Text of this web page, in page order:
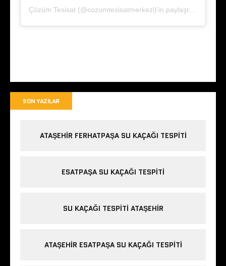
Çözüm Tesisat (@cozumtesisatmerkezi)'in paylaştığı bir gönderi
SON YAZILAR
ATAŞEHIR FERHATPAŞA SU KAÇAĞI TESPITI
ESATPAŞA SU KAÇAĞI TESPITI
SU KAÇAĞI TESPITI ATAŞEHIR
ATAŞEHIR ESATPAŞA SU KAÇAĞI TESPITI